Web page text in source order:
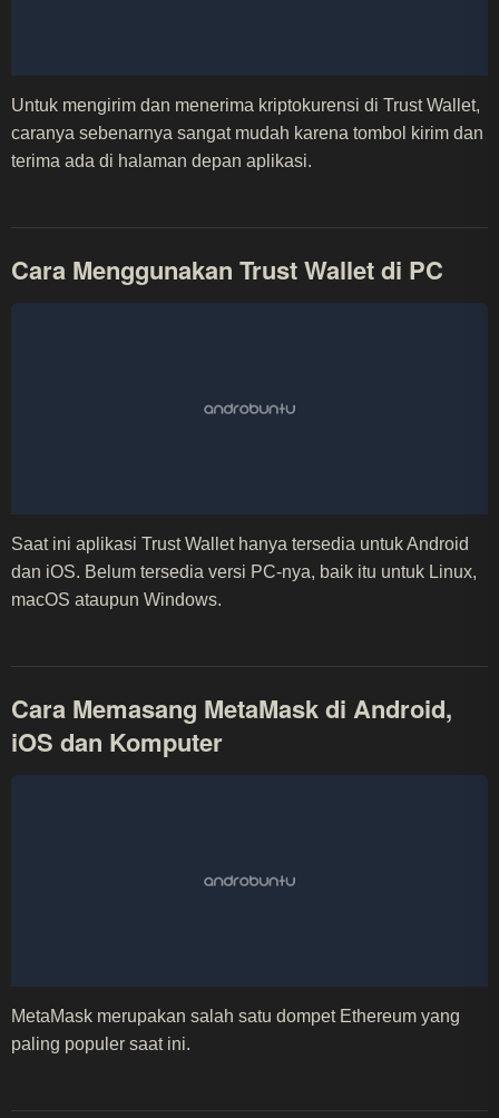
Untuk mengirim dan menerima kriptokurensi di Trust Wallet,
caranya sebenarnya sangat mudah karena tombol kirim dan
terima ada di halaman depan aplikasi.
Cara Menggunakan Trust Wallet di PC
Saat ini aplikasi Trust Wallet hanya tersedia untuk Android
dan iOS. Belum tersedia versi PC-nya, baik itu untuk Linux,
macOS ataupun Windows.
Cara Memasang MetaMask di Android,
iOS dan Komputer
MetaMask merupakan salah satu dompet Ethereum yang
paling populer saat ini.